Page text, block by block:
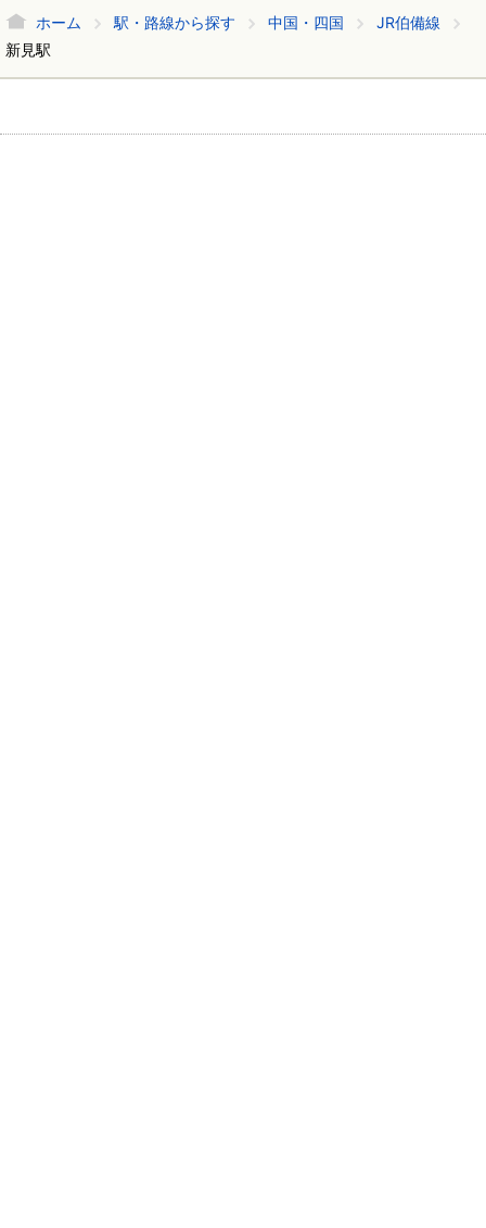
ホーム 駅・路線から探す 中国・四国
JR伯備線
新見駅